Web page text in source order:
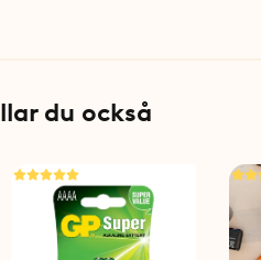
du också